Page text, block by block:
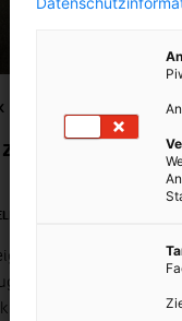
Reich
REDAKTION
dass die reichsten
wie die ärmsten
die vor allem auf